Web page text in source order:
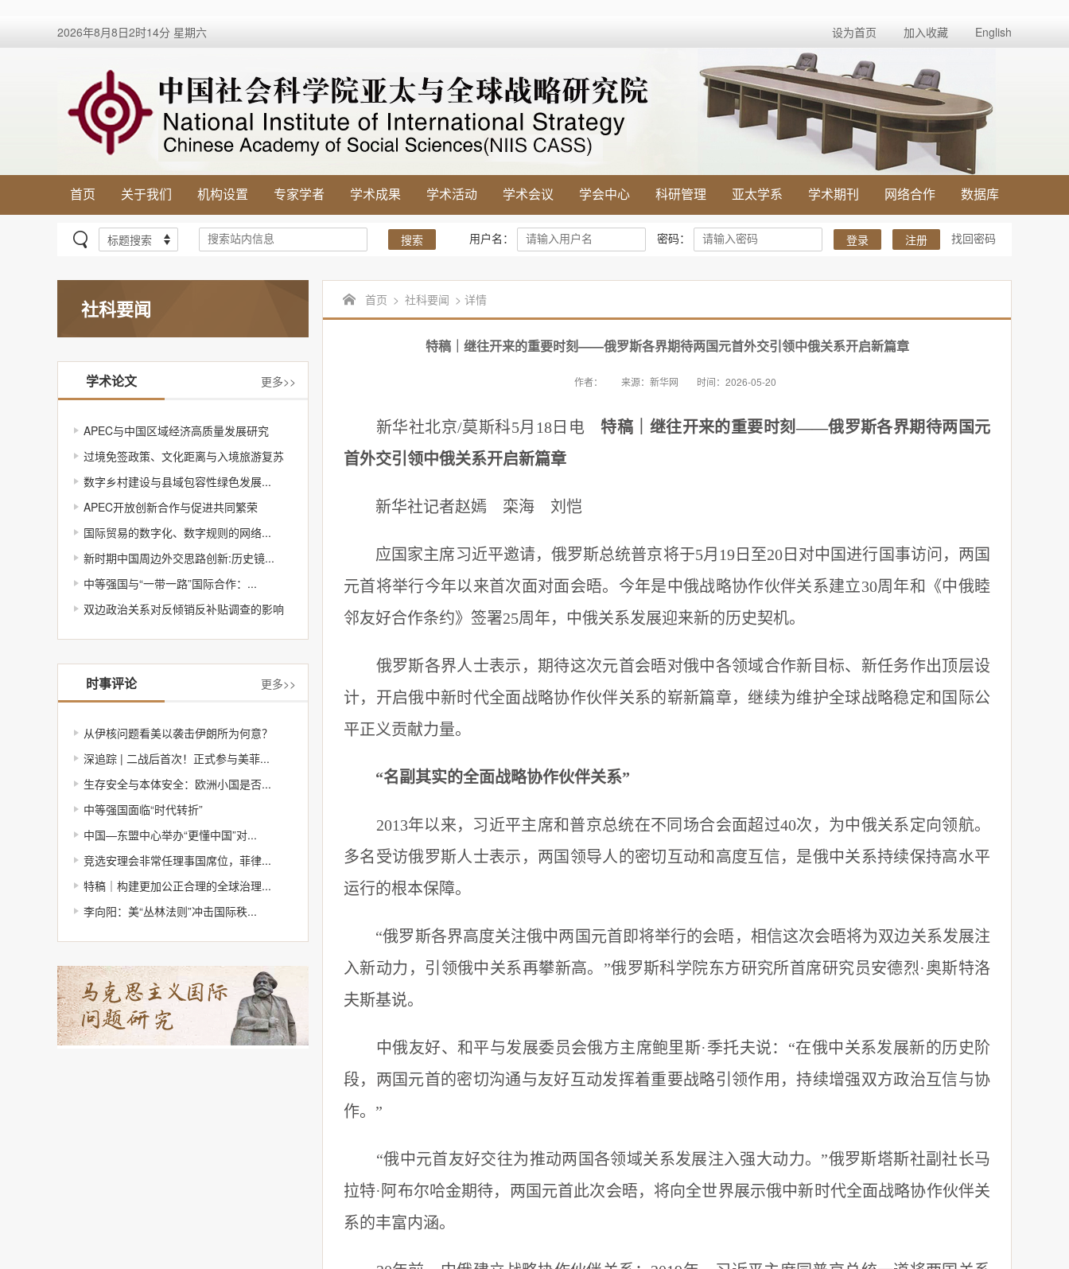
2026年8月8日2时14分 星期六 设为首页 加入收藏 English
首页 关于我们 机构设置 专家学者 学术成果 学术活动 学术会议 学会中心 科研管理 亚太学系 学术期刊 网络合作 数据库
搜索 用户名： 密码： 登录 注册 找回密码
社科要闻
学术论文 更多>>
APEC与中国区域经济高质量发展研究
过境免签政策、文化距离与入境旅游复苏
数字乡村建设与县域包容性绿色发展...
APEC开放创新合作与促进共同繁荣
国际贸易的数字化、数字规则的网络...
新时期中国周边外交思路创新:历史镜...
中等强国与“一带一路”国际合作：...
双边政治关系对反倾销反补贴调查的影响
时事评论 更多>>
从伊核问题看美以袭击伊朗所为何意？
深追踪 | 二战后首次！正式参与美菲...
生存安全与本体安全：欧洲小国是否...
中等强国面临“时代转折”
中国—东盟中心举办“更懂中国”对...
竞选安理会非常任理事国席位，菲律...
特稿｜构建更加公正合理的全球治理...
李向阳：美“丛林法则”冲击国际秩...
首页 > 社科要闻 > 详情
特稿｜继往开来的重要时刻——俄罗斯各界期待两国元首外交引领中俄关系开启新篇章
作者： 来源：新华网 时间：2026-05-20
新华社北京/莫斯科5月18日电特稿｜继往开来的重要时刻——俄罗斯各界期待两国元
首外交引领中俄关系开启新篇章
新华社记者赵嫣 栾海 刘恺
应国家主席习近平邀请，俄罗斯总统普京将于5月19日至20日对中国进行国事访问，两国
元首将举行今年以来首次面对面会晤。今年是中俄战略协作伙伴关系建立30周年和《中俄睦
邻友好合作条约》签署25周年，中俄关系发展迎来新的历史契机。
俄罗斯各界人士表示，期待这次元首会晤对俄中各领域合作新目标、新任务作出顶层设
计，开启俄中新时代全面战略协作伙伴关系的崭新篇章，继续为维护全球战略稳定和国际公
平正义贡献力量。
“名副其实的全面战略协作伙伴关系”
2013年以来，习近平主席和普京总统在不同场合会面超过40次，为中俄关系定向领航。
多名受访俄罗斯人士表示，两国领导人的密切互动和高度互信，是俄中关系持续保持高水平
运行的根本保障。
“俄罗斯各界高度关注俄中两国元首即将举行的会晤，相信这次会晤将为双边关系发展注
入新动力，引领俄中关系再攀新高。”俄罗斯科学院东方研究所首席研究员安德烈·奥斯特洛
夫斯基说。
中俄友好、和平与发展委员会俄方主席鲍里斯·季托夫说：“在俄中关系发展新的历史阶
段，两国元首的密切沟通与友好互动发挥着重要战略引领作用，持续增强双方政治互信与协
作。”
“俄中元首友好交往为推动两国各领域关系发展注入强大动力。”俄罗斯塔斯社副社长马
拉特·阿布尔哈金期待，两国元首此次会晤，将向全世界展示俄中新时代全面战略协作伙伴关
系的丰富内涵。